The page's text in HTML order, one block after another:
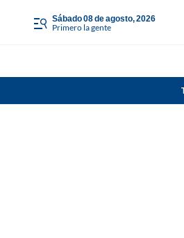
sábado 08 de agosto, 2026
Primero la gente